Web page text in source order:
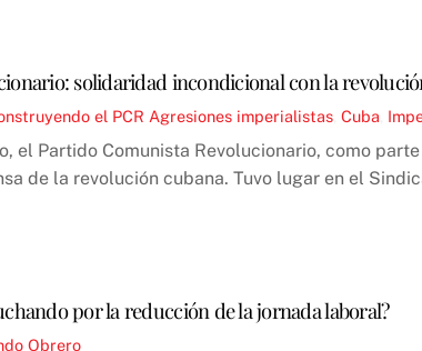
solidaridad incondicional con la
el PCR Agresiones imperialistas ,Cuba
el Partido Comunista Revolucionario, como
de la revolución cubana. Tuvo lugar en el
por la reducción de la jornada laboral?
Obrero